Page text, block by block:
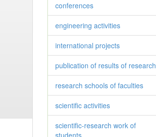
conferences
engineering activities
international projects
publication of results of research
research schools of faculties
scientific activities
scientific-research work of
students